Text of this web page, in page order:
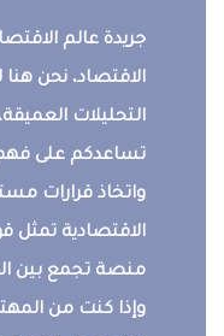
جريدة عالم
الاقتصاد، نحن هنا
التحليلات
تساعدكم على فهم
واتخاذ قرارات
الاقتصادية
منصة تجمع بين
وإذا كنت من